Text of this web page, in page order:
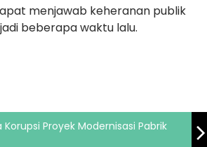
menjawab keheranan publik
beberapa waktu lalu.
Proyek Modernisasi Pabrik